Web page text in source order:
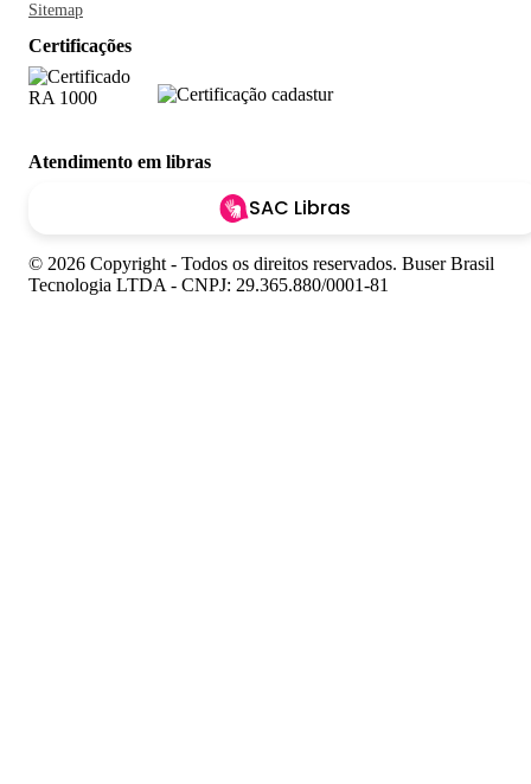
Sitemap
Certificações
Atendimento em libras
SAC Libras
© 2026 Copyright - Todos os direitos reservados. Buser Brasil
Tecnologia LTDA - CNPJ: 29.365.880/0001-81